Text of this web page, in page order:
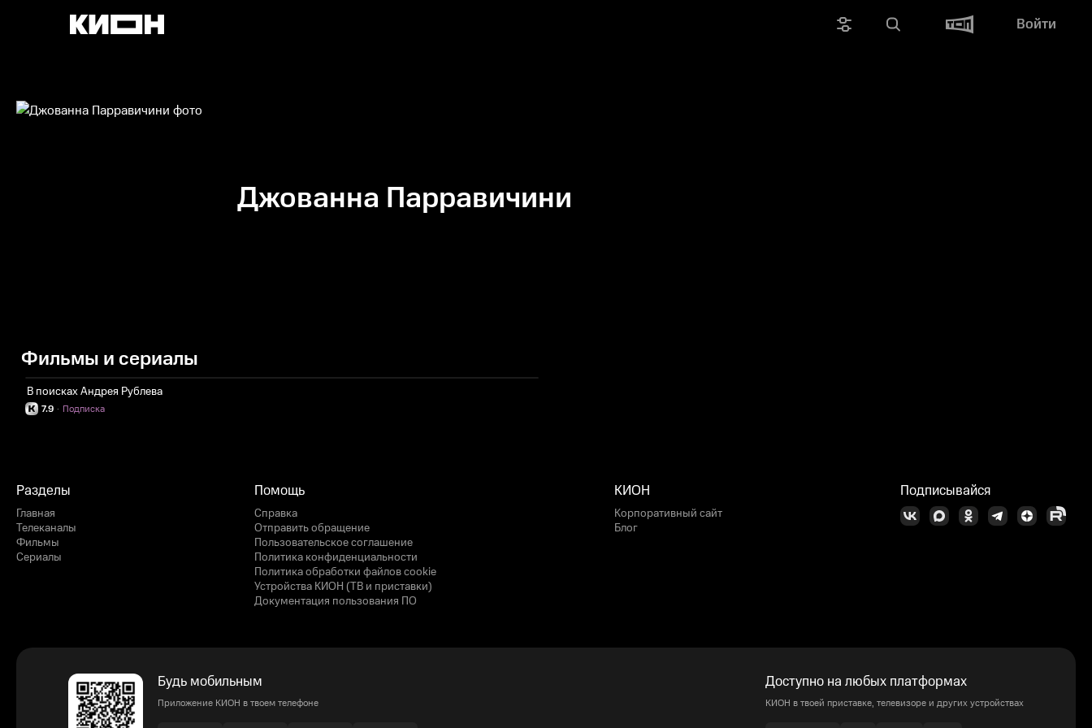
Войти
Джованна Парравичини
Фильмы и сериалы
В поисках Андрея Рублева
7.9 Подписка
·
Разделы
Главная
Телеканалы
Фильмы
Сериалы
Помощь
Справка
Отправить обращение
Пользовательское соглашение
Политика конфиденциальности
Политика обработки файлов cookie
Устройства КИОН (ТВ и приставки)
Документация пользования ПО
КИОН
Корпоративный сайт
Блог
Подписывайся
Будь мобильным
Приложение КИОН в твоем телефоне
Доступно на любых платформах
КИОН в твоей приставке, телевизоре и других устройствах